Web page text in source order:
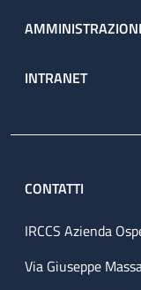
INTRANET
CONTATTI
IRCCS Azienda
Via Giuseppe